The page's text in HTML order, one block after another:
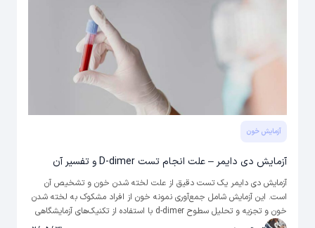
آزمایش خون
آزمایش دی دایمر – علت انجام تست D-dimer و تفسیر آن
آزمایش دی دایمر یک تست دقیق از علت لخته شدن خون و تشخیص آن
است. این آزمایش شامل جمع‌آوری نمونه‌ خون از افراد مشکوک به لخته شدن
خون و تجزیه و تحلیل سطوح d-dimer با استفاده از تکنیک‌های آزمایشگاهی
تخصصی است و ابتکاری جدید در تشخیص و نظارت بر شرایطی مانند